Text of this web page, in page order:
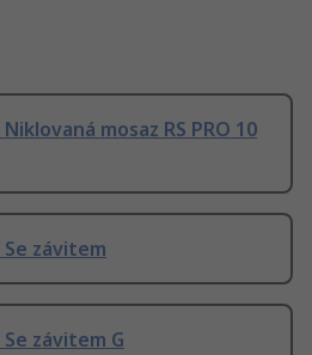
mosaz RS PRO 10
závitem
závitem G